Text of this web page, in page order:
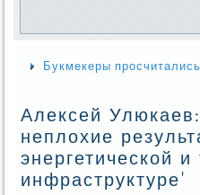
Букмекеры
Алексей
неплохие
энергетической
инфраструктуре'